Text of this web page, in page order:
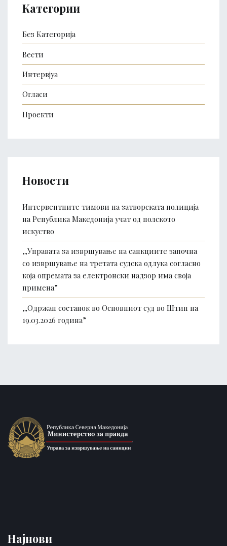
Категории
Без Категорија
Вести
Интервјуа
Огласи
Проекти
Новости
Интервентните тимови на затворската полиција
на Република Македонија учат од полското
искуство
,,Управата за извршување на санкциите започна
со извршување на третата судска одлука согласно
која опремата за електронски надзор има своја
примена”
,,Одржан состанок во Основниот суд во Штип на
19.03.2026 година”
Најнови